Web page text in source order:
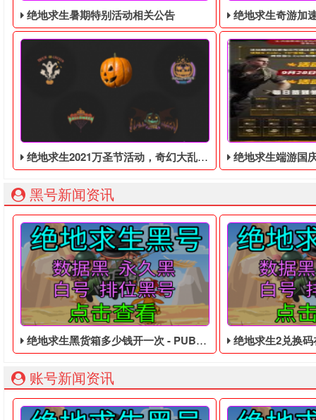
绝地求生暑期特别活动相关公告 绝地求生奇游加速器免
绝地求生2021万圣节活动，奇幻大乱斗回归，还有新皮肤和新地图 绝地求生端游国庆节的终极白嫖活
黑号新闻资讯
绝地求生黑货箱多少钱开一次 - PUBG免费的永久黑号 绝地求生2兑换码在哪里输
账号新闻资讯